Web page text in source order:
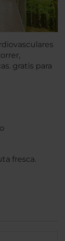
gratis para
fresca.